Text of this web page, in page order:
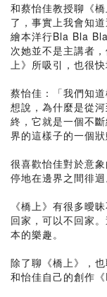
和蔡怡佳教授聊《
了，事實上我會知
繪本洋行Bla Bla
次她並不是主講者
上》所吸引，也很快
蔡怡佳：「我們知
想說，為什麼是從
終，它就是一個不
界的這樣子的一個狀
很喜歡怡佳對於意
停地在邊界之間徘迴
《橋上》有很多曖
回家，可以不回家
本的樂趣。
除了聊《橋上》，
和怡佳自己的創作